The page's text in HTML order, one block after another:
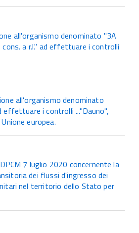
all'organismo denominato "3A
cons. a r.l." ad effettuare i controlli
all'organismo denominato
effettuare i controlli ..."Dauno",
europea.
7 luglio 2020 concernente la
dei flussi d'ingresso dei
nel territorio dello Stato per